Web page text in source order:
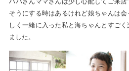
そうにする時はあるけれど娘ちゃんは
しく一緒に入った私と海ちゃんとすご
ました。